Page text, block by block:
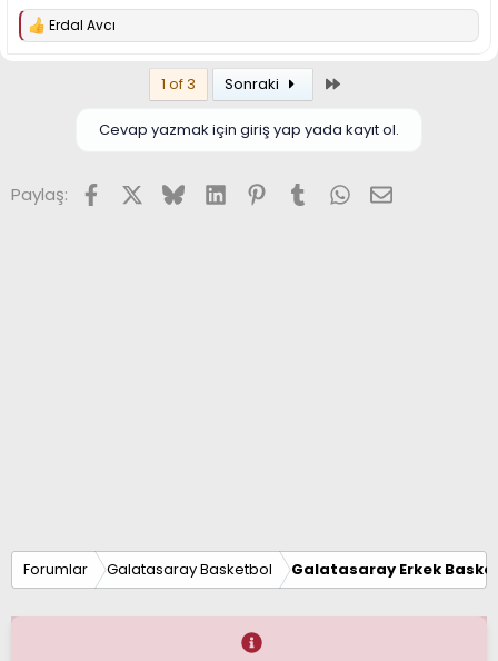
T
Erdal Avcı
1 of 3 Sonraki
Cevap yazmak için giriş yap yada kayıt ol.
Paylaş: FacebookX (Twitter)
BlueskyLinkedInPinterest
TumblrWhatsApp
E-posta
Forumlar Galatasaray Basketbol Galatasaray Erkek